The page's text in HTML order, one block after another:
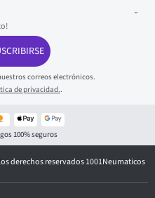
correos electrónicos.
de privacidad..
100% seguros
derechos reservados 1001Neumaticos